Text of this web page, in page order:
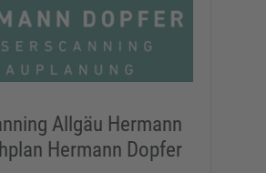
Allgäu Hermann
Hermann Dopfer